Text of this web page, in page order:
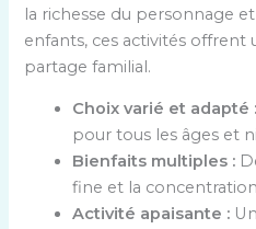
la richesse du personnage
enfants, ces activités offrent
partage familial.
Choix varié et adapté :
pour tous les âges et
Bienfaits multiples :
fine et la concentration
Activité apaisante :